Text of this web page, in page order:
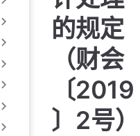
的规定
（财会
〔2019
〕2号）